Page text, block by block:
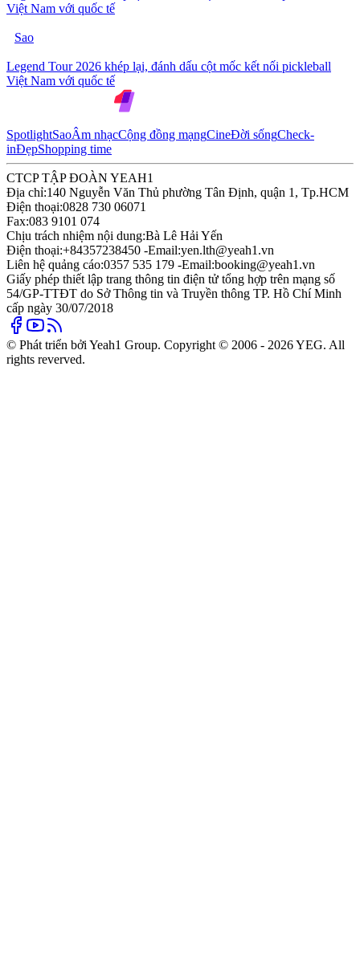
Việt Nam với quốc tế
Sao
Legend Tour 2026 khép lại, đánh dấu cột mốc kết nối pickleball
Việt Nam với quốc tế
SpotlightSaoÂm nhạcCộng đồng mạngCineĐời sốngCheck-
inĐẹpShopping time
CTCP TẬP ĐOÀN YEAH1
Địa chỉ:140 Nguyễn Văn Thủ phường Tân Định, quận 1, Tp.HCM
Điện thoại:0828 730 06071
Fax:083 9101 074
Chịu trách nhiệm nội dung:Bà Lê Hải Yến
Điện thoại:+84357238450 -Email:yen.lth@yeah1.vn
Liên hệ quảng cáo:0357 535 179 -Email:booking@yeah1.vn
Giấy phép thiết lập trang thông tin điện tử tổng hợp trên mạng số
54/GP-TTĐT do Sở Thông tin và Truyền thông TP. Hồ Chí Minh
cấp ngày 30/07/2018
© Phát triển bởi Yeah1 Group. Copyright © 2006 - 2026 YEG. All
rights reverved.